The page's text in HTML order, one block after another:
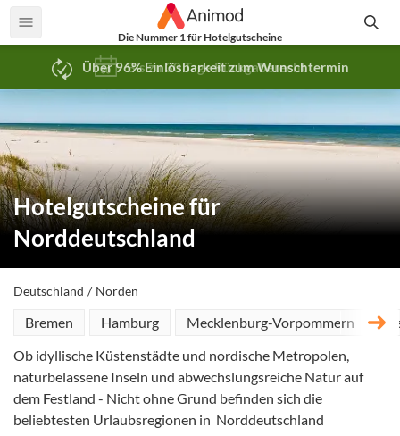
Die Nummer 1 für Hotelgutscheine
Über 96% Einlösbarkeit zum Wunschtermin
Bis zu 30 Tage Rückgaberecht
Hotelgutscheine für
Norddeutschland
Deutschland Norden
Bremen Hamburg Mecklenburg-Vorpommern
Ob idyllische Küstenstädte und nordische Metropolen,
naturbelassene Inseln und abwechslungsreiche Natur auf
dem Festland - Nicht ohne Grund befinden sich die
beliebtesten Urlaubsregionen in Norddeutschland